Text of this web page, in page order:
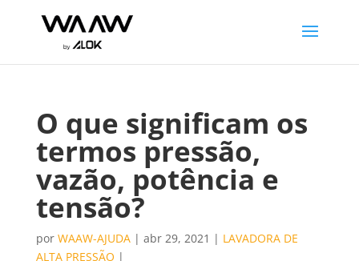
O que significam os
termos pressão,
vazão, potência e
tensão?
por WAAW-AJUDA| abr 29, 2021 | LAVADORA DE
ALTA PRESSÃO |